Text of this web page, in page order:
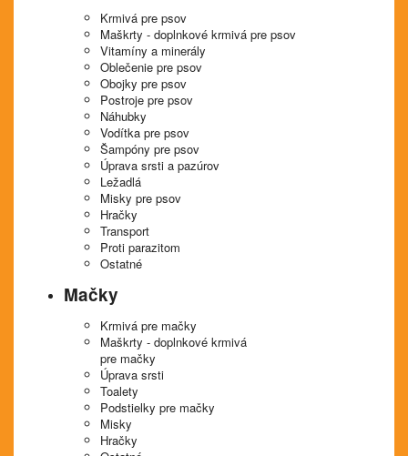
Krmivá pre psov
Maškrty - doplnkové krmivá pre psov
Vitamíny a minerály
Oblečenie pre psov
Obojky pre psov
Postroje pre psov
Náhubky
Vodítka pre psov
Šampóny pre psov
Úprava srsti a pazúrov
Ležadlá
Misky pre psov
Hračky
Transport
Proti parazitom
Ostatné
Mačky
Krmivá pre mačky
Maškrty - doplnkové krmivá
pre mačky
Úprava srsti
Toalety
Podstielky pre mačky
Misky
Hračky